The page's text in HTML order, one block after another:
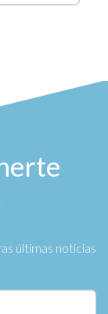
últimas noticias